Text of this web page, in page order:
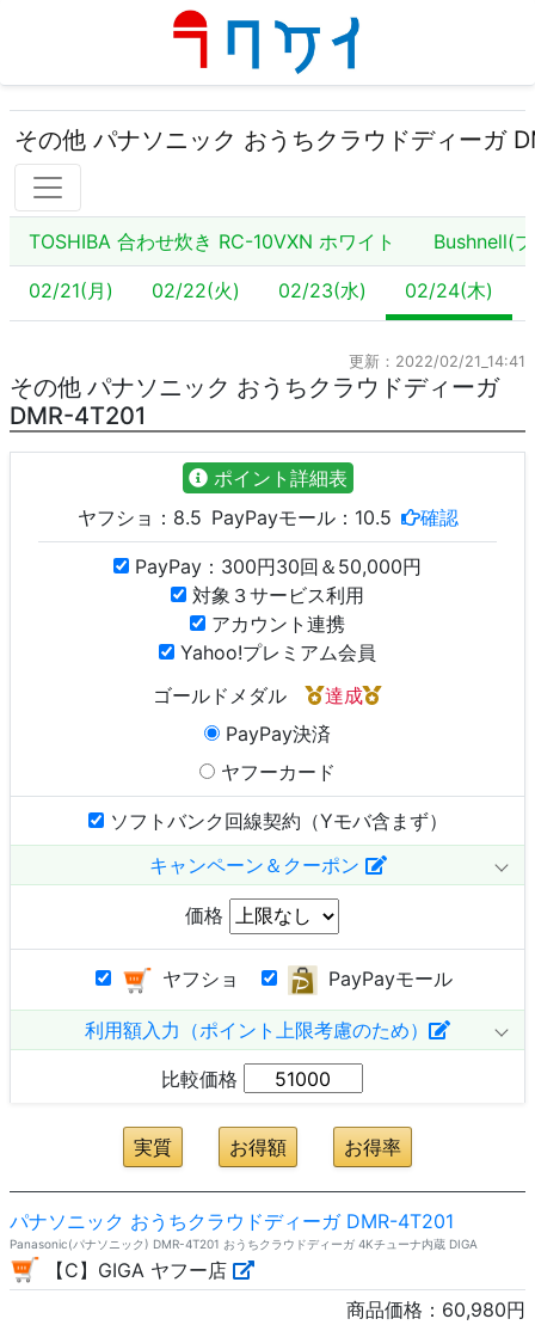
その他 パナソニック おうちクラウドディーガ
TOSHIBA 合わせ炊き RC-10VXN ホワイト Bushnell(
02/21(月) 02/22(火) 02/23(水) 02/24(木)
更新：2022/02/21_14:41
その他 パナソニック おうちクラウドディーガ
DMR-4T201
ポイント詳細表
ヤフショ： 8.5 PayPayモール： 10.5 確認
PayPay：300円30回＆50,000円
対象３サービス利用
アカウント連携
Yahoo!プレミアム会員
ゴールドメダル
達成
PayPay決済
ヤフーカード
ソフトバンク回線契約（Yモバ含まず）
キャンペーン＆クーポン
価格
ヤフショ PayPayモール
利用額入力（ポイント上限考慮のため）
比較価格
パナソニック おうちクラウドディーガ DMR-4T201
Panasonic(パナソニック) DMR-4T201 おうちクラウドディーガ 4Kチューナ内蔵 DIGA
【C】GIGA ヤフー店
商品価格： 60,980円